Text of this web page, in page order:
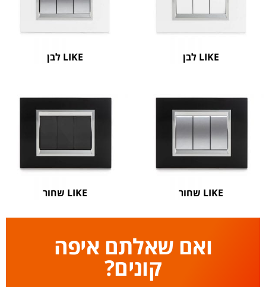
LIKE לבן LIKE לבן
LIKE שחור LIKE שחור
ואם שאלתם איפה
קונים?